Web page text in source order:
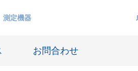
測定機器
お問合わせ